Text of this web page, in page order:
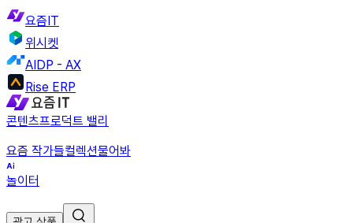
요즘IT
위시켓
AIDP - AX
Rise ERP
콘텐츠프로덕트 밸리
요즘 작가들컬렉션물어봐
놀이터